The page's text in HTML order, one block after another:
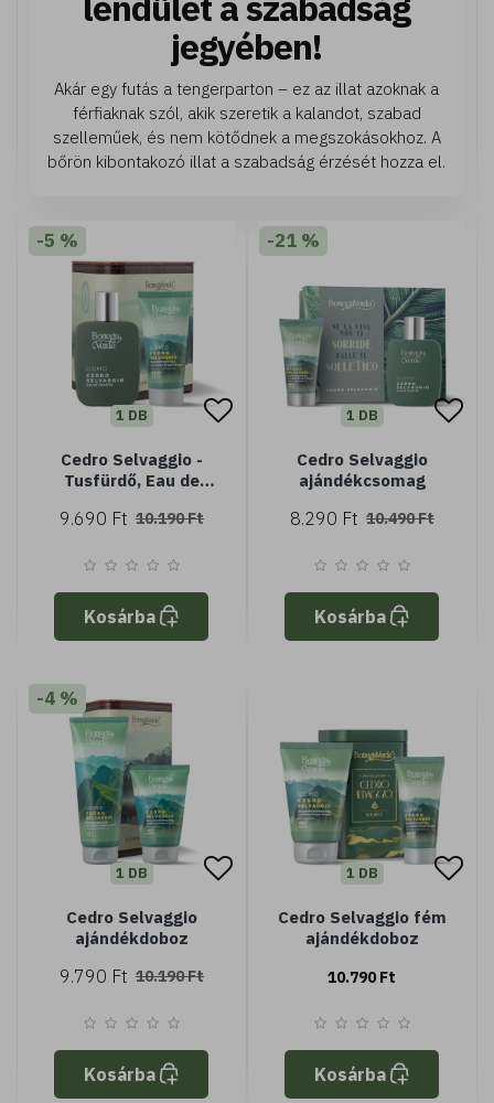
jegyében!
Akár egy futás a tengerparton – ez az illat azoknak a
férfiaknak szól, akik szeretik a kalandot, szabad
szelleműek, és nem kötődnek a megszokásokhoz. A
bőrön kibontakozó illat a szabadság érzését hozza el.
-5 %
1 DB
Cedro Selvaggio -
Tusfürdő, Eau de
ajándékdoboz
9.690 Ft 10.190 Ft
Kosárba
-21 %
1 DB
Cedro Selvaggio
ajándékcsomag
8.290 Ft 10.490 Ft
Kosárba
-4 %
1 DB
Cedro Selvaggio
ajándékdoboz
9.790 Ft 10.190 Ft
Kosárba
1 DB
Cedro Selvaggio fém
ajándékdoboz
10.790 Ft
Kosárba